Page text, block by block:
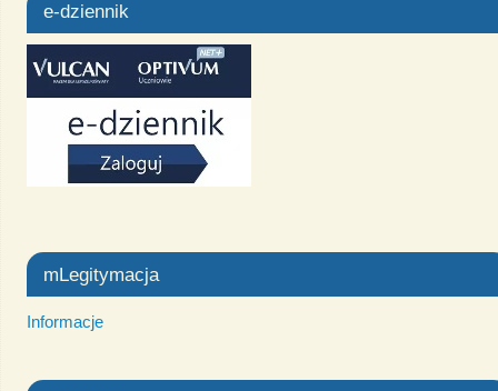
e-dziennik
mLegitymacja
Informacje